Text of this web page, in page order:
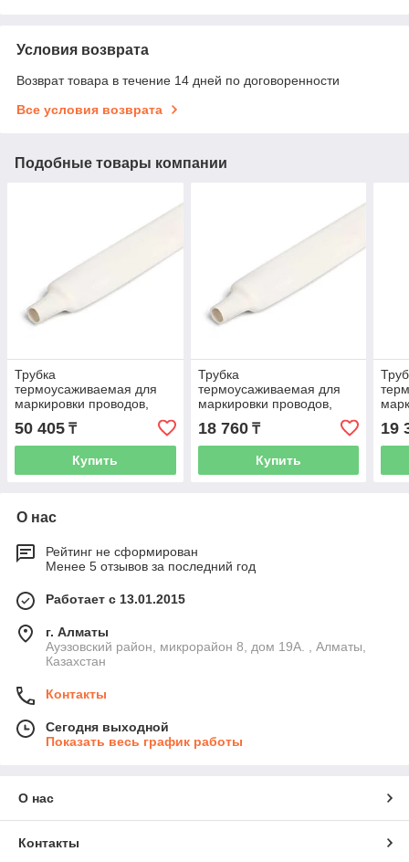
Условия возврата
Возврат товара в течение 14 дней по договоренности
Все условия возврата
Подобные товары компании
Трубка
термоусаживаемая для
маркировки проводов,
цвет белый
50 405 ₸
Купить
Трубка
термоусаживаемая для
маркировки проводов,
цвет белый
18 760₸
Купить
19
О нас
Рейтинг не сформирован
Менее 5 отзывов за последний год
Работает с 13.01.2015
г. Алматы
Ауэзовский район, микрорайон 8, дом 19А. , Алматы,
Казахстан
Контакты
Сегодня выходной
Показать весь график работы
О нас
Контакты